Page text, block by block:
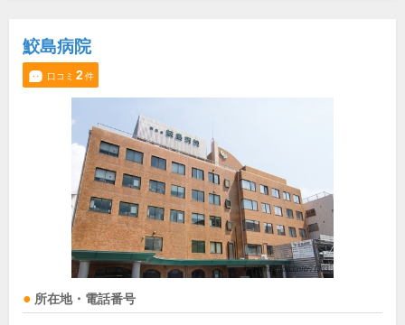
鮫島病院
口コミ 2件
所在地・電話番号